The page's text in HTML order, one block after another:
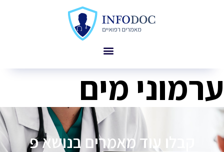
ערמוני מים
קבלו עוד מאמרים בנושא